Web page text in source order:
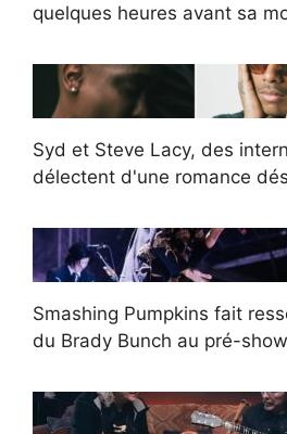
quelques heures avant sa
Syd et Steve Lacy, des
délectent d'une romance
Smashing Pumpkins fait
du Brady Bunch au pré-